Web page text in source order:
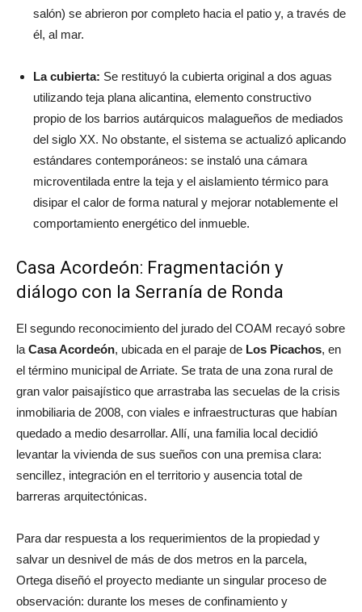
salón) se abrieron por completo hacia el patio y, a través de
él, al mar.
La cubierta: Se restituyó la cubierta original a dos aguas
utilizando teja plana alicantina, elemento constructivo
propio de los barrios autárquicos malagueños de mediados
del siglo XX. No obstante, el sistema se actualizó aplicando
estándares contemporáneos: se instaló una cámara
microventilada entre la teja y el aislamiento térmico para
disipar el calor de forma natural y mejorar notablemente el
comportamiento energético del inmueble.
Casa Acordeón: Fragmentación y
diálogo con la Serranía de Ronda
El segundo reconocimiento del jurado del COAM recayó sobre
la Casa Acordeón, ubicada en el paraje de Los Picachos, en
el término municipal de Arriate. Se trata de una zona rural de
gran valor paisajístico que arrastraba las secuelas de la crisis
inmobiliaria de 2008, con viales e infraestructuras que habían
quedado a medio desarrollar. Allí, una familia local decidió
levantar la vivienda de sus sueños con una premisa clara:
sencillez, integración en el territorio y ausencia total de
barreras arquitectónicas.
Para dar respuesta a los requerimientos de la propiedad y
salvar un desnivel de más de dos metros en la parcela,
Ortega diseñó el proyecto mediante un singular proceso de
observación: durante los meses de confinamiento y